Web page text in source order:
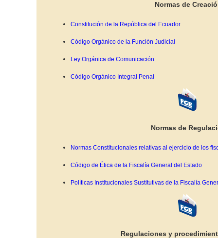
Normas de
Constitución de la República del Ecuador
Código Orgánico de la Función Judicial
Ley Orgánica de Comunicación
Código Orgánico Integral Penal
Normas de
Normas Constitucionales relativas al ejercicio de los
Código de Ética de la Fiscalía General del Estado
Políticas Institucionales Sustitutivas de la Fiscalía
Regulaciones y